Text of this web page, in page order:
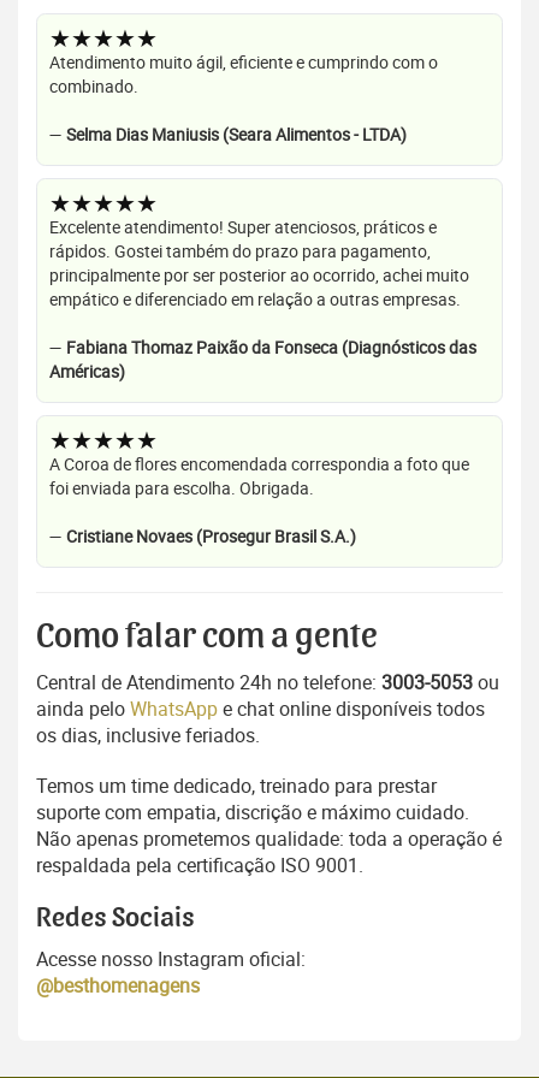
★★★★★
Atendimento muito ágil, eficiente e cumprindo com o
combinado.
— Selma Dias Maniusis (Seara Alimentos - LTDA)
★★★★★
Excelente atendimento! Super atenciosos, práticos e
rápidos. Gostei também do prazo para pagamento,
principalmente por ser posterior ao ocorrido, achei muito
empático e diferenciado em relação a outras empresas.
— Fabiana Thomaz Paixão da Fonseca (Diagnósticos das
Américas)
★★★★★
A Coroa de flores encomendada correspondia a foto que
foi enviada para escolha. Obrigada.
— Cristiane Novaes (Prosegur Brasil S.A.)
Como falar com a gente
Central de Atendimento 24h no telefone: 3003-5053ou
ainda peloWhatsAppe chat online disponíveis todos
os dias, inclusive feriados.
Temos um time dedicado, treinado para prestar
suporte com empatia, discrição e máximo cuidado.
Não apenas prometemos qualidade: toda a operação é
respaldada pela certificação ISO 9001.
Redes Sociais
Acesse nosso Instagram oficial:
@besthomenagens